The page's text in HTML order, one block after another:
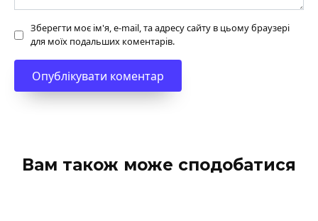
Зберегти моє ім'я, e-mail, та адресу сайту в цьому браузері
для моїх подальших коментарів.
Вам також може сподобатися